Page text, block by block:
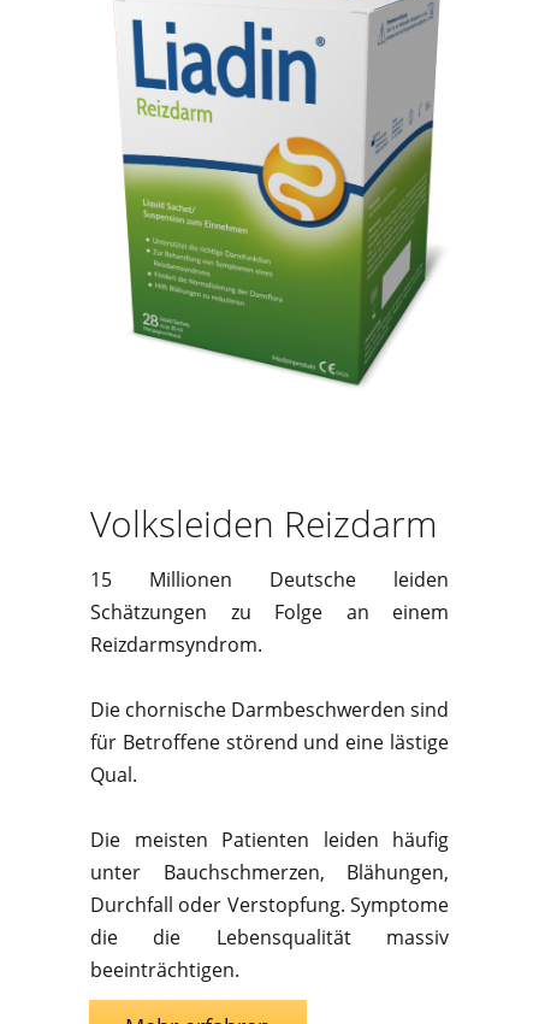
Volksleiden Reizdarm
15 Millionen Deutsche leiden
Schätzungen zu Folge an einem
Reizdarmsyndrom.
Die chornische Darmbeschwerden sind
für Betroffene störend und eine lästige
Qual.
Die meisten Patienten leiden häufig
unter Bauchschmerzen, Blähungen,
Durchfall oder Verstopfung. Symptome
die die Lebensqualität massiv
beeinträchtigen.